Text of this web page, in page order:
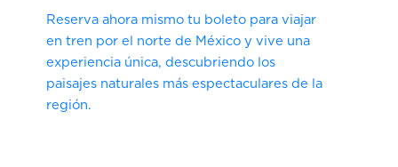
Reserva ahora mismo tu boleto para viajar
en tren por el norte de México y vive una
experiencia única, descubriendo los
paisajes naturales más espectaculares de la
región.